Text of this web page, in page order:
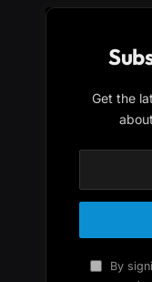
Get the
By